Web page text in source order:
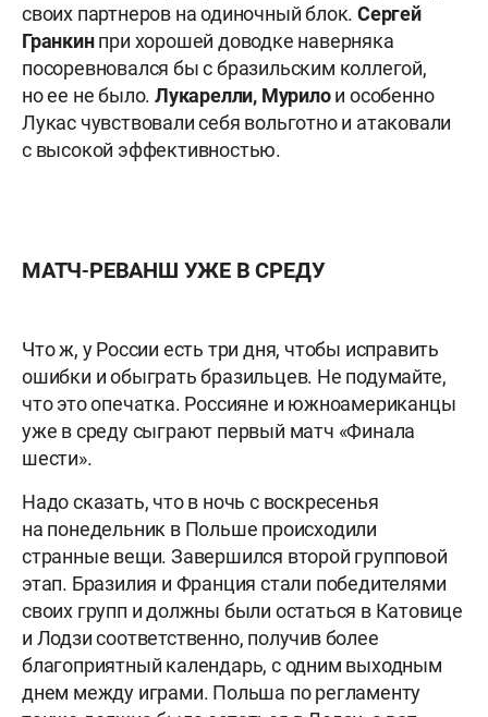
своих партнеров на одиночный блок.Сергей
Гранкинпри хорошей доводке наверняка
посоревновался бы с бразильским коллегой,
но ее не было.Лукарелли, Мурилои особенно
Лукас чувствовали себя вольготно и атаковали
с высокой эффективностью.
МАТЧ-РЕВАНШ УЖЕ В СРЕДУ
Что ж, у России есть три дня, чтобы исправить
ошибки и обыграть бразильцев. Не подумайте,
что это опечатка. Россияне и южноамериканцы
уже в среду сыграют первый матч «Финала
шести».
Надо сказать, что в ночь с воскресенья
на понедельник в Польше происходили
странные вещи. Завершился второй групповой
этап. Бразилия и Франция стали победителями
своих групп и должны были остаться в Катовице
и Лодзи соответственно, получив более
благоприятный календарь, с одним выходным
днем между играми. Польша по регламенту